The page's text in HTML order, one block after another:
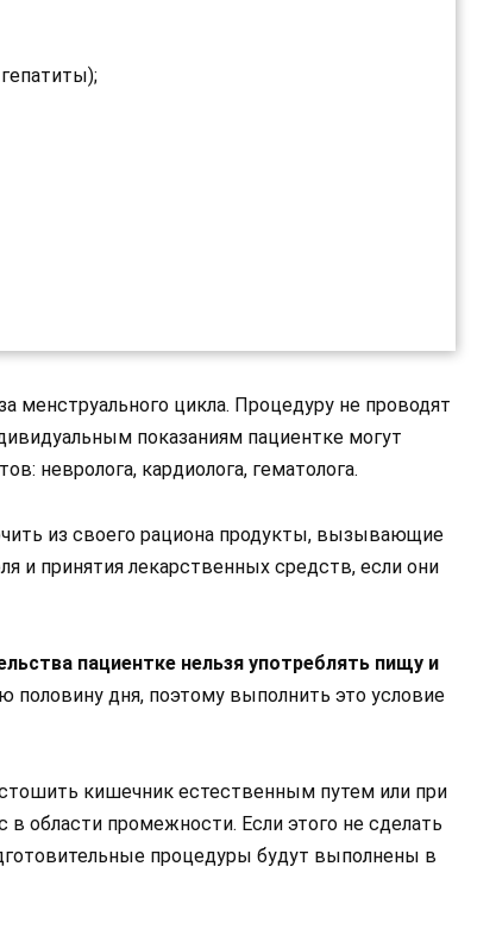
менструального цикла. Процедуру не проводят
показаниям пациентке могут
невролога, кардиолога, гематолога.
из своего рациона продукты, вызывающие
и принятия лекарственных средств, если они
пациентке нельзя употреблять пищу и
половину дня, поэтому выполнить это условие
кишечник естественным путем или при
области промежности. Если этого не сделать
процедуры будут выполнены в